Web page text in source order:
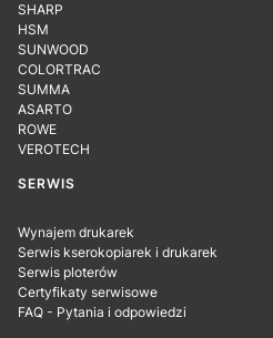
SHARP
HSM
SUNWOOD
COLORTRAC
SUMMA
ASARTO
ROWE
VEROTECH
SERWIS
Wynajem drukarek
Serwis kserokopiarek i drukarek
Serwis ploterów
Certyfikaty serwisowe
FAQ - Pytania i odpowiedzi